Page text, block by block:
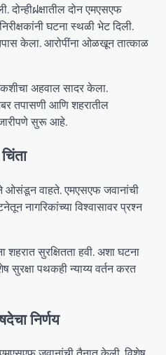
दोन्हीฝक्षातील दोन एमएसएफ
घटना स्थळी भेट दिली.
केला. आरोपींना ओळखून तात्काळ
अहवाल सादर केला.
तपासणी आणि शहरातील
सुरू आहे.
ओसंडून वाहते. एमएसएफ जवानांची
नागरिकांच्या विश्वासावर प्रश्न
शहरात सुरक्षितता हवी. अशा घटना
सुरक्षा पथकही न्याय्य वर्तन करत
निर्णय